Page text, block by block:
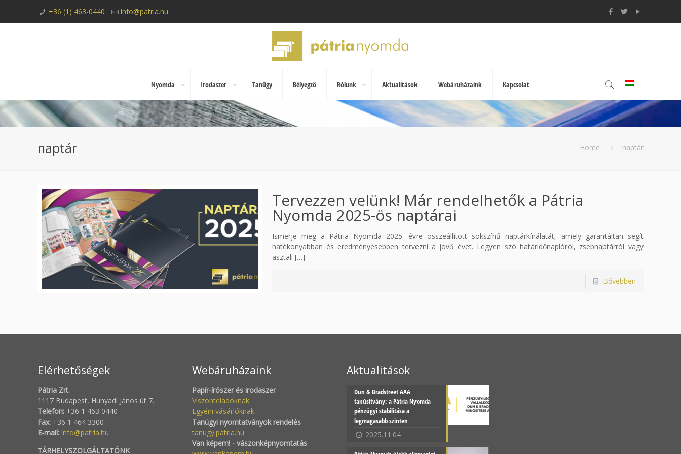
+36 (1) 463-0440 info@patria.hu
Nyomda Irodaszer Tanügy Bélyegző Rólunk Aktualitások Webáruházaink Kapcsolat
naptár Home naptár
Tervezzen velünk! Már rendelhetők a Pátria
Nyomda 2025-ös naptárai
Ismerje meg a Pátria Nyomda 2025. évre összeállított sokszínű naptárkínálatát, amely garantáltan segít
hatékonyabban és eredményesebben tervezni a jövő évet. Legyen szó határidőnaplóról, zsebnaptárról vagy
asztali […]
Bővebben
Elérhetőségek
Pátria Zrt.
1117 Budapest, Hunyadi János út 7.
Telefon: +36 1 463 0440
Fax: +36 1 464 3300
E-mail: info@patria.hu
TÁRHELYSZOLGÁLTATÓNK
Webáruházaink
Papír-írószer és irodaszer
Viszonteladóknak
Egyéni vásárlóknak
Tanügyi nyomtatványok rendelés
tanugy.patria.hu
Van képem! - vászonképnyomtatás
Aktualitások
Dun & Bradstreet AAA
tanúsítvány: a Pátria Nyomda
pénzügyi stabilitása a
legmagasabb szinten
2025.11.04